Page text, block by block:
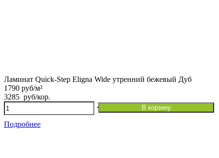
Ламинат Quick-Step Eligna Wide утренний бежевый Дуб
1790 руб/м²
3285 руб/кор.
Количество
товара
Ламинат Quick-
В корзину
Подробнее